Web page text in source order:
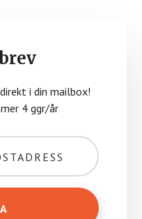
i din mailbox!
4 ggr/år